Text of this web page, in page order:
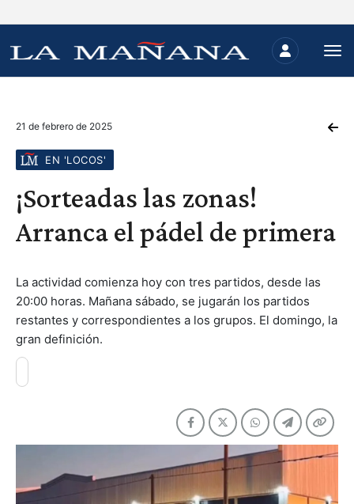
21 de febrero de 2025
EN 'LOCOS'
¡Sorteadas las zonas!
Arranca el pádel de primera
La actividad comienza hoy con tres partidos, desde las
20:00 horas. Mañana sábado, se jugarán los partidos
restantes y correspondientes a los grupos. El domingo, la
gran definición.